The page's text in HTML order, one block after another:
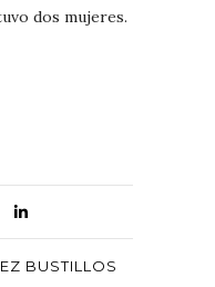
dos mujeres.
BUSTILLOS